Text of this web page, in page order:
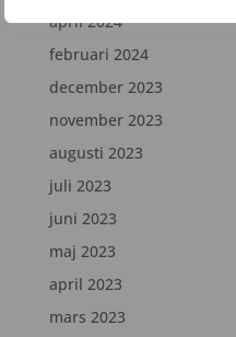
april 2024
februari 2024
december 2023
november 2023
augusti 2023
juli 2023
juni 2023
maj 2023
april 2023
mars 2023